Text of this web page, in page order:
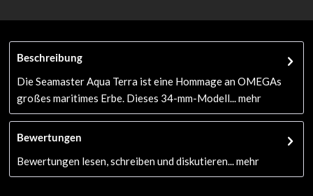
Beschreibung
Die Seamaster Aqua Terra ist eine Hommage an OMEGAs
großes maritimes Erbe. Dieses 34-mm-Modell...
mehr
Bewertungen
Bewertungen lesen, schreiben und diskutieren...
mehr